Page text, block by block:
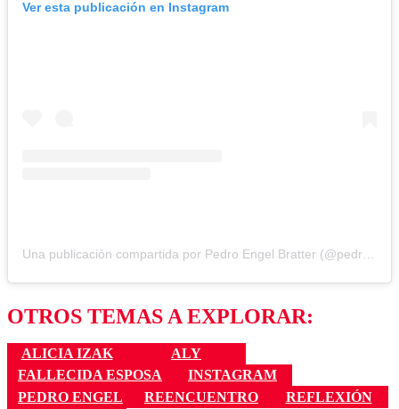
Ver esta publicación en Instagram
OTROS TEMAS A EXPLORAR:
ALICIA IZAK
ALY
FALLECIDA ESPOSA
INSTAGRAM
PEDRO ENGEL
REENCUENTRO
REFLEXIÓN